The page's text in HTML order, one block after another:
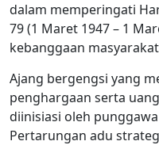
dalam memperingati
79 (1 Maret 1947 – 1
kebanggaan
Ajang bergengsi yang
penghargaan serta
diinisiasi oleh
Pertarungan adu